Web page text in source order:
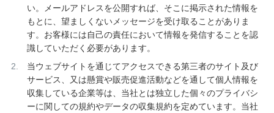
い。メールアドレスを公開すれば、そこに掲示された情報を
もとに、望ましくないメッセージを受け取ることがありま
す。お客様には自己の責任において情報を発信することを認
識していただく必要があります。
当ウェブサイトを通じてアクセスできる第三者のサイト及び
サービス、又は懸賞や販売促進活動などを通して個人情報を
収集している企業等は、当社とは独立した個々のプライバシ
ーに関しての規約やデータの収集規約を定めています。当社